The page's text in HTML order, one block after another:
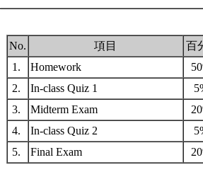
No. 項目
百
1.
Homework
2.
In-class Quiz 1
3.
Midterm Exam
4.
In-class Quiz 2
5.
Final Exam